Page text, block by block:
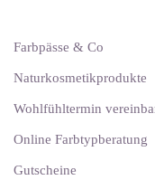
Farbpässe & Co
Naturkosmetikprodukte
Wohlfühltermin
Online Farbtypberatung
Gutscheine